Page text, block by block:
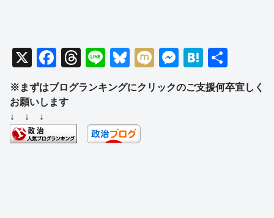
X
F
a
c
b
T
hr
e
d
Li
n
e
Bl
e
y
M
ixi
M
ss
H
at
e
有
※まずはブログランキングにクリックのご支援何卒宜しく
お願いします
↓ ↓ ↓